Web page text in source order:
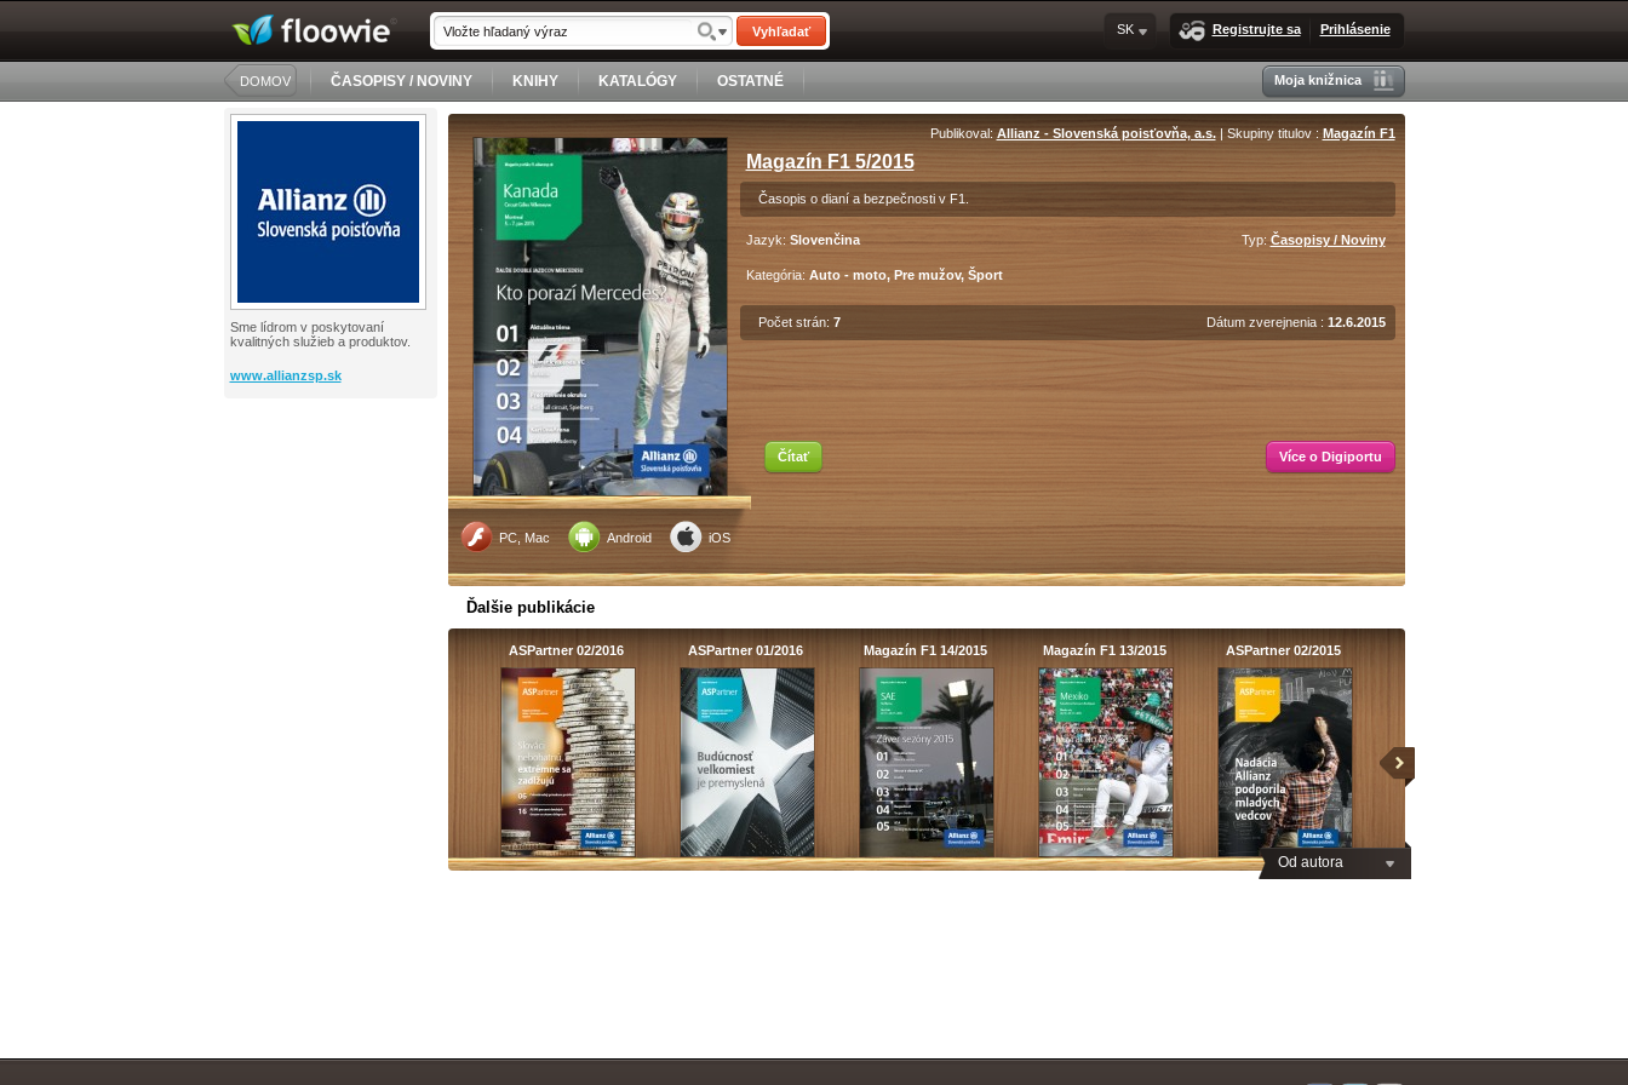
Vyhľadať Registrujte sa Prihlásenie
SK
DOMOV ČASOPISY / NOVINY KNIHY KATALÓGY OSTATNÉ Moja knižnica
Sme lídrom v poskytovaní
kvalitných služieb a produktov.
www.allianzsp.sk
PC, Mac Android iOS
Publikoval:Allianz - Slovenská poisťovňa, a.s.| Skupiny titulov : Magazín F1
Magazín F1 5/2015
Časopis o dianí a bezpečnosti v F1.
Jazyk: Slovenčina Typ:Časopisy / Noviny
Kategória: Auto - moto, Pre mužov, Šport
Počet strán: 7 Dátum zverejnenia : 12.6.2015
Čítať Více o Digiportu
Ďalšie publikácie
Od autora
ASPartner 02/2016 ASPartner 01/2016 Magazín F1 14/2015 Magazín F1 13/2015 ASPartner 02/2015